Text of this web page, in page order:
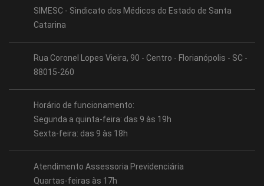
SIMESC - Sindicato dos Médicos do Estado de Santa
Catarina
Rua Coronel Lopes Vieira, 90 - Centro - Florianópolis - SC -
88015-260
Horário de funcionamento:
Segunda a quinta-feira: das 9 às 19h
Sexta-feira: das 9 às 18h
Atendimento Assessoria Previdenciária
Quartas-feiras às 17h